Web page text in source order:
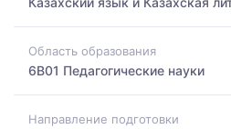
Область образования
6B01 Педагогические науки
Направление подготовки